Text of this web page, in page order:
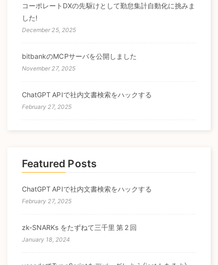
コーポレートDXの先駆けとして勤怠集計自動化に挑みま
した!
December 25, 2025
bitbankのMCPサーバを公開しました
November 27, 2025
ChatGPT APIで社内文書検索をハックする
February 27, 2025
Featured Posts
ChatGPT APIで社内文書検索をハックする
February 27, 2025
zk-SNARKs をたずねて三千里 第 2 回
January 18, 2024